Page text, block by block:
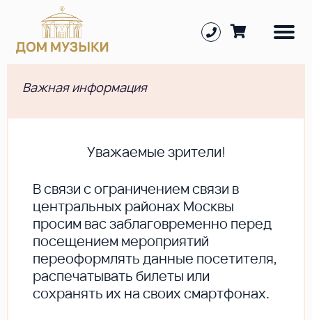
Важная информация
Уважаемые зрители!
В cвязи с ограничением связи в
центральных районах Москвы
просим вас заблаговременно перед
посещением мероприятий
переоформлять данные посетителя,
распечатывать билеты или
сохранять их на своих смартфонах.